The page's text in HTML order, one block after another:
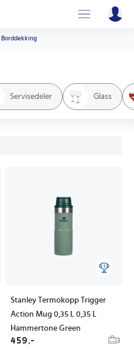
Borddekking
Servisedeler Glass
Stanley Termokopp Trigger
Action Mug 0,35 L 0,35 L
Hammertone Green
459,- 3